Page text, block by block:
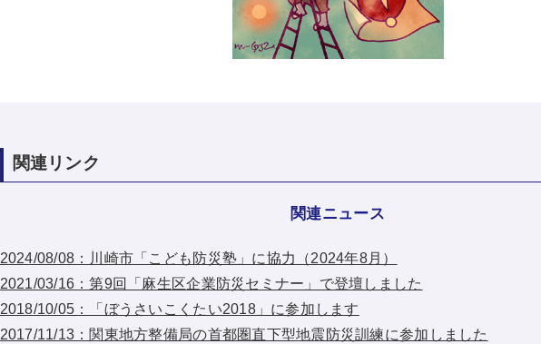
関連リンク
関連ニュース
2024/08/08：川崎市「こども防災塾」に協力（2024年8月）
2021/03/16：第9回「麻生区企業防災セミナー」で登壇しました
2018/10/05：「ぼうさいこくたい2018」に参加します
2017/11/13：関東地方整備局の首都圏直下型地震防災訓練に参加しました